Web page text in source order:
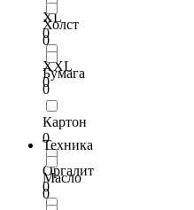
XL
0
XXL
0
Холст
0
Бумага
0
Картон
0
Оргалит
0
Техника
Масло
0